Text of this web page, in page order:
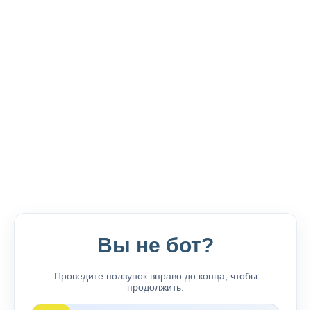
Вы не бот?
Проведите ползунок вправо до конца, чтобы
продолжить.